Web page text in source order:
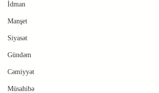
İdman
Manşet
Siyasət
Gündəm
Cəmiyyət
Müsahibə